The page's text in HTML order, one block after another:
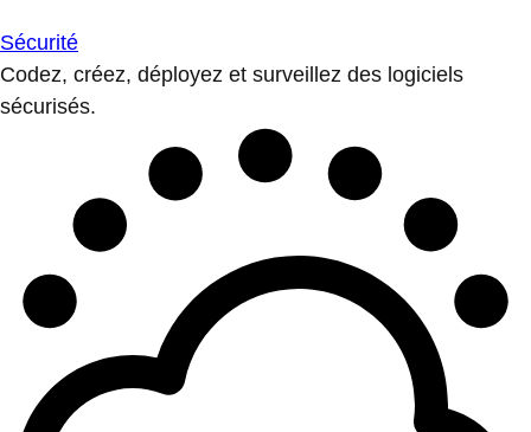
Sécurité
Codez, créez, déployez et surveillez des logiciels
sécurisés.